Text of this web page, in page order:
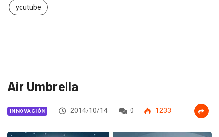
youtube
Air Umbrella
INNOVACIÓN 2014/10/14 0 1233